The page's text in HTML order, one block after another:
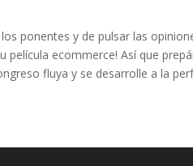
ponentes y de pulsar las
ecommerce! Así que
fluya y se desarrolle a la